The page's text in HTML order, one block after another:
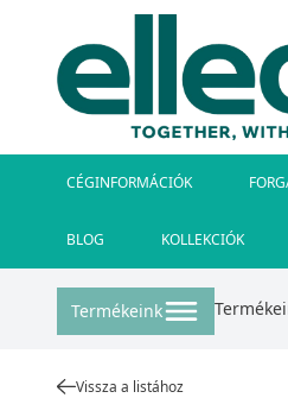
CÉGINFORMÁCIÓK
BLOG KOLLEKCIÓK
Termékeink
Vissza a listához